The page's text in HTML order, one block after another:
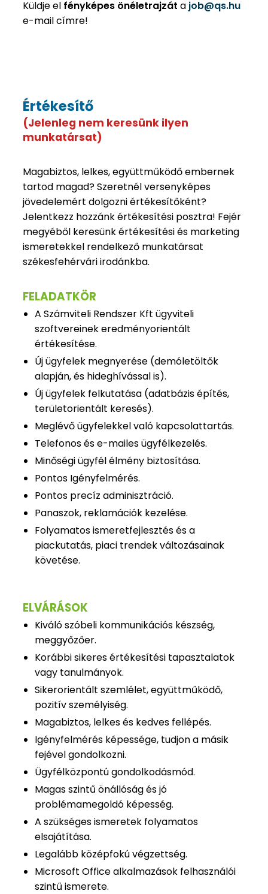
Küldje el fényképes önéletrajzát a job@qs.hu
e-mail címre!
Értékesítő
(Jelenleg nem keresünk ilyen
munkatársat)
Magabiztos, lelkes, együttműködő embernek
tartod magad? Szeretnél versenyképes
jövedelemért dolgozni értékesítőként?
Jelentkezz hozzánk értékesítési posztra! Fejér
megyéből keresünk értékesítési és marketing
ismeretekkel rendelkező munkatársat
székesfehérvári irodánkba.
FELADATKÖR
A Számviteli Rendszer Kft ügyviteli
szoftvereinek eredményorientált
értékesítése.
Új ügyfelek megnyerése (demóletöltők
alapján, és hideghívással is).
Új ügyfelek felkutatása (adatbázis építés,
területorientált keresés).
Meglévő ügyfelekkel való kapcsolattartás.
Telefonos és e-mailes ügyfélkezelés.
Minőségi ügyfél élmény biztosítása.
Pontos Igényfelmérés.
Pontos precíz adminisztráció.
Panaszok, reklamációk kezelése.
Folyamatos ismeretfejlesztés és a
piackutatás, piaci trendek változásainak
követése.
ELVÁRÁSOK
Kiváló szóbeli kommunikációs készség,
meggyőzőer.
Korábbi sikeres értékesítési tapasztalatok
vagy tanulmányok.
Sikerorientált szemlélet, együttműködő,
pozitív személyiség.
Magabiztos, lelkes és kedves fellépés.
Igényfelmérés képessége, tudjon a másik
fejével gondolkozni.
Ügyfélközpontú gondolkodásmód.
Magas szintű önállóság és jó
problémamegoldó képesség.
A szükséges ismeretek folyamatos
elsajátítása.
Legalább középfokú végzettség.
Microsoft Office alkalmazások felhasználói
szintű ismerete.